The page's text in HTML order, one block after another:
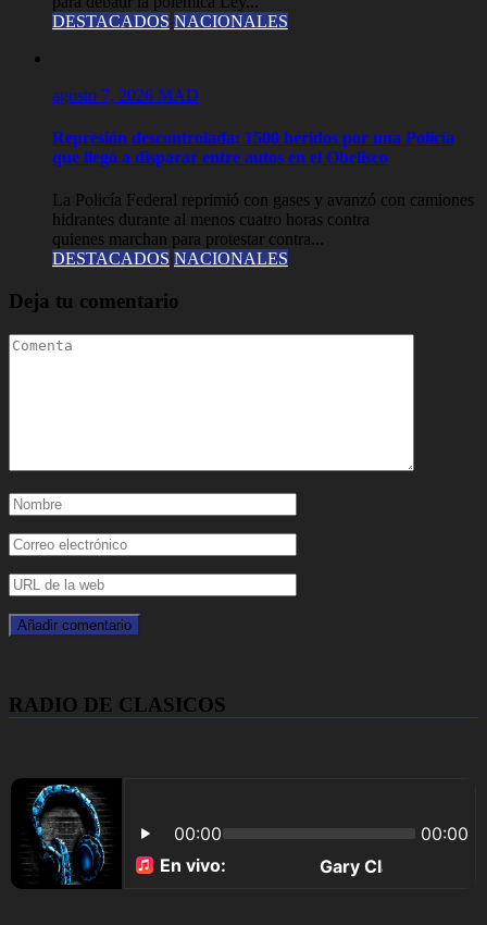
DESTACADOS NACIONALES
agosto 7, 2026 MAD
Represión descontrolada: 1500 heridos por una Policía
que llegó a disparar entre autos en el Obelisco
La Policía Federal reprimió con gases y avanzó con camiones
hidrantes durante al menos cuatro horas contra
quienes marchan para protestar contra...
DESTACADOS NACIONALES
Deja tu comentario
RADIO DE CLASICOS